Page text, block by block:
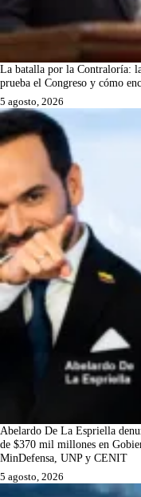
La batalla por la Contraloría:
prueba el Congreso y cómo
5 agosto, 2026
Abelardo De La Espriella
de $370 mil millones en
MinDefensa, UNP y CENIT
5 agosto, 2026